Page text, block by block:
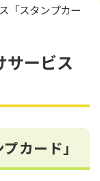
「スタンプカー
ービス
カード」